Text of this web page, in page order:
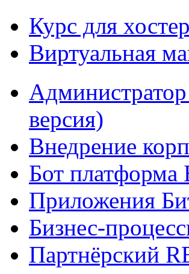
Курс для
Виртуальная
версия)
Внедрение
Бот платформа
Приложения
Бизнес-
Партнёрский